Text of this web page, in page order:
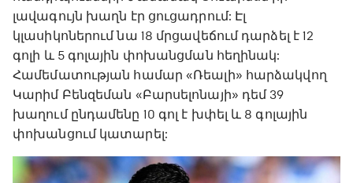
լավագույն խաղն էր ցուցադրում: Էլ
կլասիկոներում նա 18 մրցավեճում դարձել է 12
գոլի և 5 գոլային փոխանցման հեղինակ:
Համեմատության համար «Ռեալի» հարձակվող
Կարիմ Բենզեման «Բարսելոնայի» դեմ 39
խաղում ընդամենը 10 գոլ է խփել և 8 գոլային
փոխանցում կատարել: